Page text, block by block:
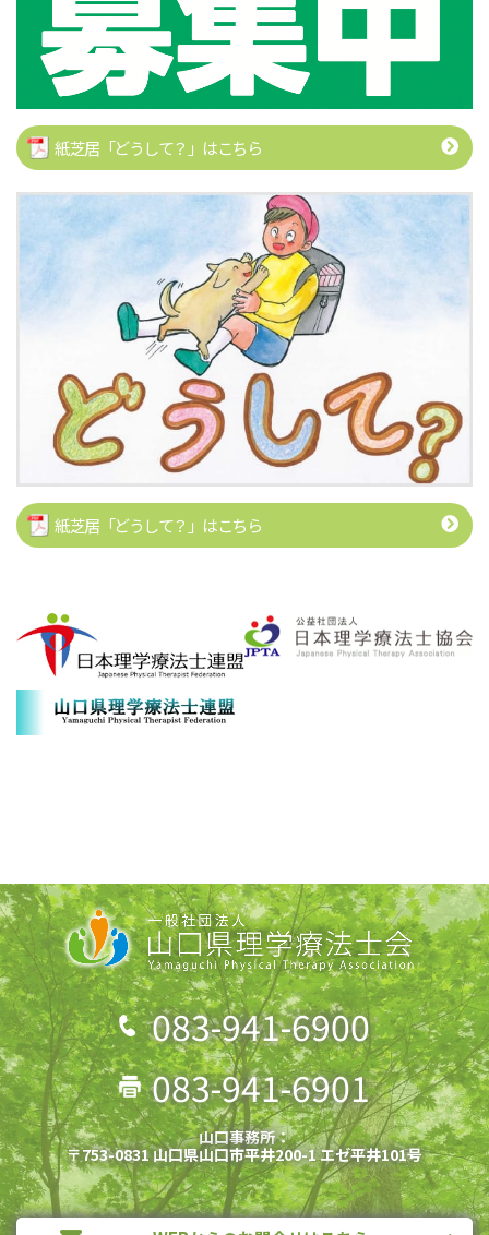
紙芝居「どうして？」はこちら
紙芝居「どうして？」はこちら
083-941-6900
083-941-6901
山口事務所：
〒753-0831 山口県山口市平井200-1 エゼ平井101号